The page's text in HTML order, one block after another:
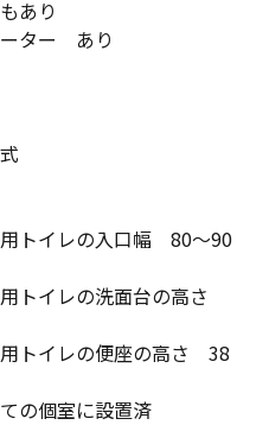
あり
ーター あり
トイレの入口幅 80～90
トイレの洗面台の高さ
トイレの便座の高さ 38
の個室に設置済